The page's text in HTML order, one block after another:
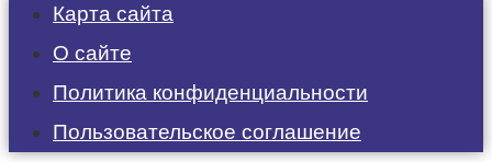
Карта сайта
О сайте
Политика конфиденциальности
Пользовательское соглашение